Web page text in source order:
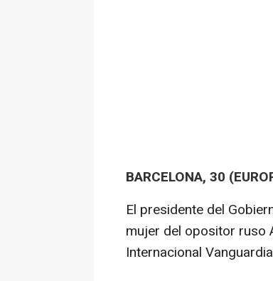
BARCELONA, 30
El presidente del
mujer del opositor ruso
Internacional